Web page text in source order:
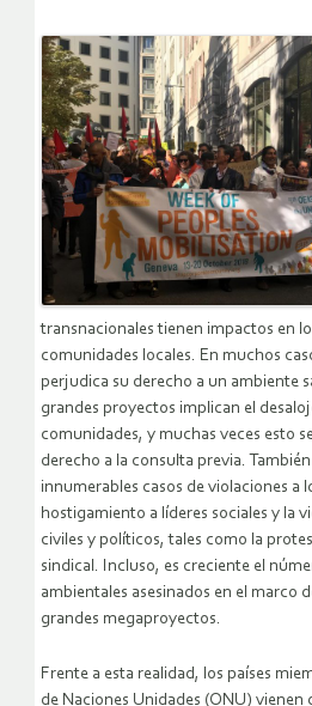
transnacionales tienen impactos en
comunidades locales. En muchos
perjudica su derecho a un ambiente
grandes proyectos implican el
comunidades, y muchas veces esto
derecho a la consulta previa.
innumerables casos de violaciones a
hostigamiento a líderes sociales y la
civiles y políticos, tales como la
sindical. Incluso, es creciente el
ambientales asesinados en el marco
grandes megaproyectos.
Frente a esta realidad, los países
de Naciones Unidades (ONU)